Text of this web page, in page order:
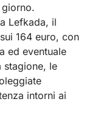
Lefkada, il
164 euro, con
ed eventuale
stagione, le
intorni ai